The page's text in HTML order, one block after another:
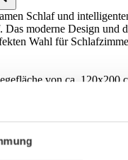
Schlaf und
moderne Design und
von ca. 120x200
Nächte. Die Matratze mit
Unterstützung und
Der integrierte